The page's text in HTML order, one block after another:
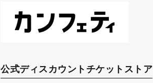
公式ディスカウントチケットストア